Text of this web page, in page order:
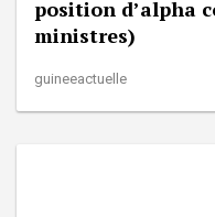
position d’alpha
ministres)
guineeactuelle